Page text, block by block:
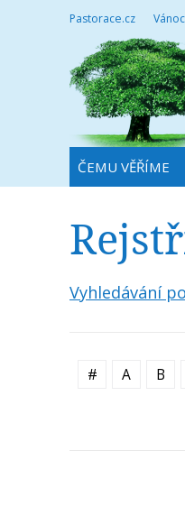
Pastorace.cz
ČEMU VĚŘÍME
Vyhledávání
# A B